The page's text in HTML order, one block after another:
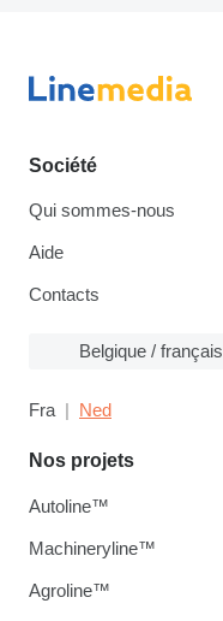
Société
Qui sommes-nous
Aide
Contacts
Belgique / français
Fra Ned
Nos projets
Autoline™
Machineryline™
Agroline™